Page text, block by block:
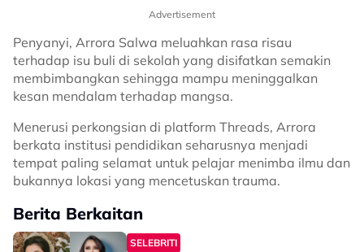
Advertisement
Penyanyi, Arrora Salwa meluahkan rasa risau
terhadap isu buli di sekolah yang disifatkan semakin
membimbangkan sehingga mampu meninggalkan
kesan mendalam terhadap mangsa.
Menerusi perkongsian di platform Threads, Arrora
berkata institusi pendidikan seharusnya menjadi
tempat paling selamat untuk pelajar menimba ilmu dan
bukannya lokasi yang mencetuskan trauma.
Berita Berkaitan
SELEBRITI